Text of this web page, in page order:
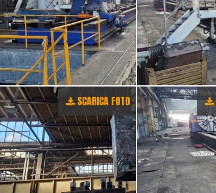
SCARICA FOTO